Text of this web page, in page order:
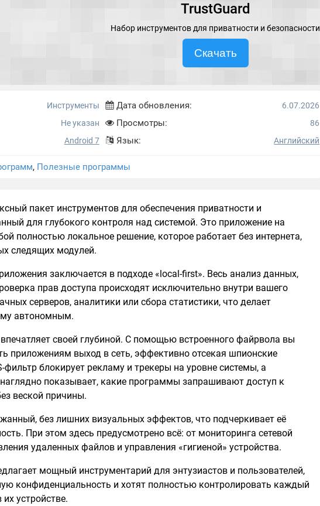
TrustGuard
Набор инструментов для приватности и безопасности
Скачать
Инструменты
Не указан
Android 7
Дата обновления: 6.07.2026
Просмотры: 86
Язык: Английский
, Полезные программы
пакет инструментов для обеспечения приватности и
для глубокого контроля над системой. Это приложение на
полностью локальное решение, которое работает без интернета,
следящих модулей.
заключается в подходе «local-first». Весь анализ данных,
прав доступа происходят исключительно внутри вашего
серверов, аналитики или сбора статистики, что делает
автономным.
своей глубиной. С помощью встроенного файрвола вы
приложениям выход в сеть, эффективно отсекая шпионские
блокирует рекламу и трекеры на уровне системы, а
показывает, какие программы запрашивают доступ к
веской причины.
без лишних визуальных эффектов, что подчеркивает её
При этом здесь предусмотрено всё: от мониторинга сетевой
удаленных файлов и управления «гигиеной» устройства.
мощный инструментарий для энтузиастов и пользователей,
конфиденциальность и хотят полностью контролировать каждый
устройстве.